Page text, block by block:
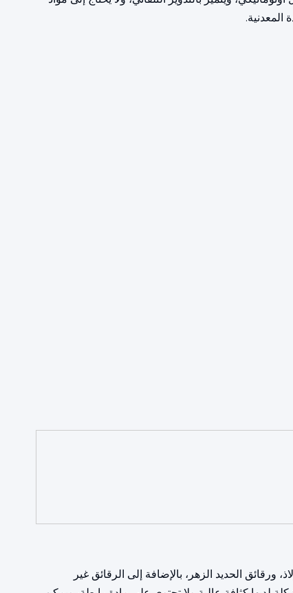
المعدنية.
ورقائق الحديد الزهر، بالإضافة إلى الرقائق غير